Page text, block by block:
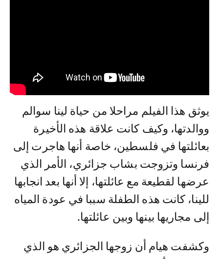
يوثق هذا الفيلم مراحلا من حياة لينا سوالم
ووالدتها، وكيف كانت علاقة هذه الأخيرة
بعائلتها في فلسطين، خاصة أنها هاجرت إلى
فرنسا وتزوجت بشاب جزائري، الأمر الذي
عرضها لقطيعة مع عائلتها، إلا أنها بعد انجابها
للينا، كانت هذه الطفلة سببا في عودة المياه
إلى مجاريها بينها وبين عائلتها.
وكشفت هيام أن زوجها الجزائري هو الذي